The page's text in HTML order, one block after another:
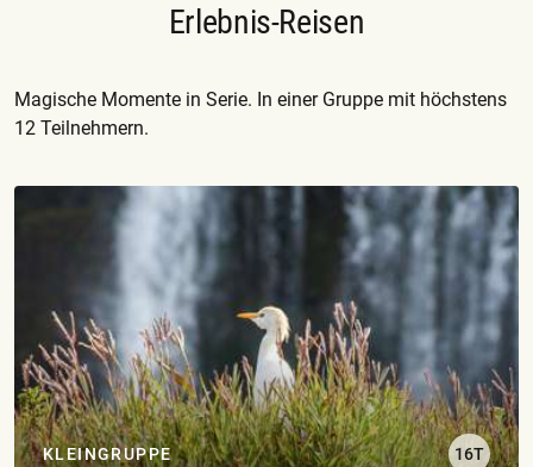
Erlebnis-Reisen
Magische Momente in Serie. In einer Gruppe mit höchstens
12 Teilnehmern.
KLEINGRUPPE 16T